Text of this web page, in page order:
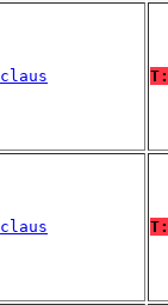
claus T:
claus T: